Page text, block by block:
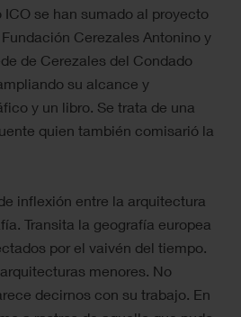
ICO se han sumado al proyecto
Cerezales Antonino y
de Cerezales del Condado
su alcance y
y un libro. Se trata de una
quien también comisarió la
inflexión entre la arquitectura
Transita la geografía europea
por el vaivén del tiempo.
menores. No
decirnos con su trabajo. En